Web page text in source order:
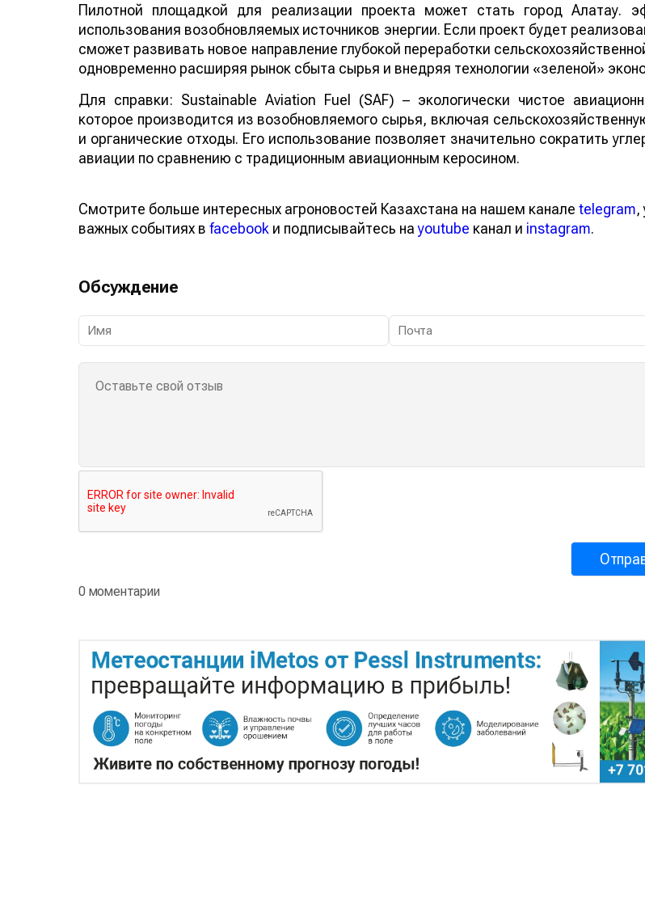
Пилотной площадкой для реализации проекта может стать город Алатау.
использования возобновляемых источников энергии. Если проект будет
сможет развивать новое направление глубокой переработки
одновременно расширяя рынок сбыта сырья и внедряя технологии «зеленой»
Для справки: Sustainable Aviation Fuel (SAF) – экологически чистое
которое производится из возобновляемого сырья, включая
и органические отходы. Его использование позволяет значительно сократить
авиации по сравнению с традиционным авиационным керосином.
Смотрите больше интересных агроновостей Казахстана на нашем канале telegram,
важных событиях в facebook и подписывайтесь наyoutube канал и instagram.
Обсуждение
0 моментарии